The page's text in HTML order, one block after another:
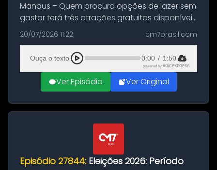
Manaus – Quem procura opções de lazer sem
gastar terá três atrações gratuitas disponíveis
entre esta segunda-feira (20) e quinta-feira
(23). A programação inclui uma exposição
dedicada à história das ...
20/07/2026 11:22 cm7brasil.com
Ouça o texto 0:00 / 1:50
powered by VOICEXPRESS
Ver Episódio Ver Original
Episódio 27844: Eleições 2026: Período